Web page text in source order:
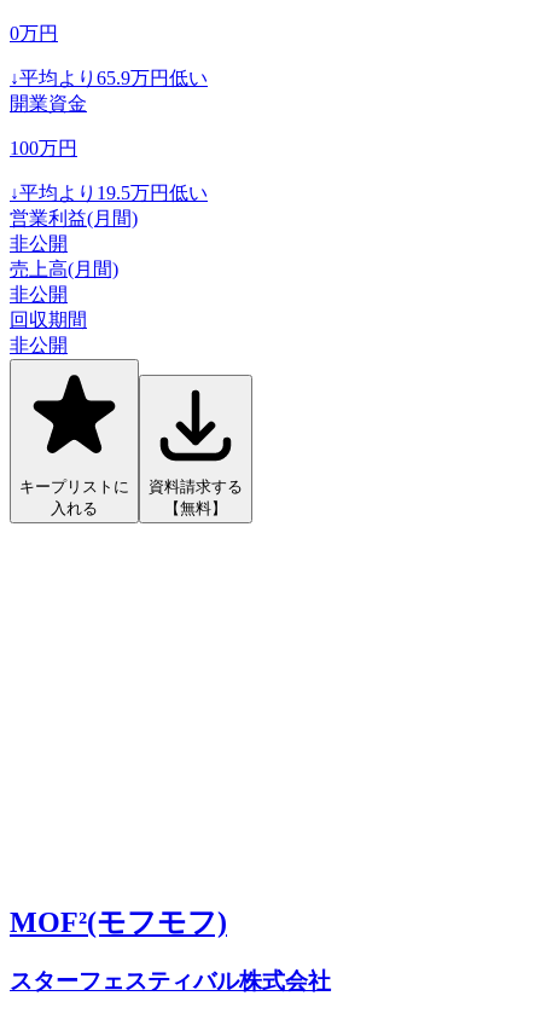
0万円
↓平均より 65.9万円低い
開業資金
100万円
↓平均より 19.5万円低い
営業利益(月間)
非公開
売上高(月間)
非公開
回収期間
非公開
キープリストに
入れる
資料請求する
【無料】
MOF²(モフモフ)
スターフェスティバル株式会社